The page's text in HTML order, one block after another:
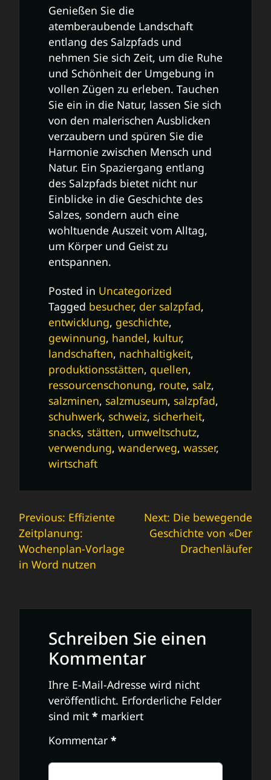
Genießen Sie die
atemberaubende Landschaft
entlang des Salzpfads und
nehmen Sie sich Zeit, um die Ruhe
und Schönheit der Umgebung in
vollen Zügen zu erleben. Tauchen
Sie ein in die Natur, lassen Sie sich
von den malerischen Ausblicken
verzaubern und spüren Sie die
Harmonie zwischen Mensch und
Natur. Ein Spaziergang entlang
des Salzpfads bietet nicht nur
Einblicke in die Geschichte des
Salzes, sondern auch eine
wohltuende Auszeit vom Alltag,
um Körper und Geist zu
entspannen.
Posted in Uncategorized
Tagged besucher, der salzpfad,
entwicklung, geschichte,
gewinnung, handel, kultur,
landschaften, nachhaltigkeit,
produktionsstätten, quellen,
ressourcenschonung, route, salz,
salzminen, salzmuseum, salzpfad,
schuhwerk, schweiz, sicherheit,
snacks, stätten, umweltschutz,
verwendung, wanderweg, wasser,
wirtschaft
Beitrags-
Navigation
Previous: Effiziente
Zeitplanung:
Wochenplan-Vorlage
in Word nutzen
Next: Die bewegende
Geschichte von «Der
Drachenläufer
Schreiben Sie einen
Kommentar
Ihre E-Mail-Adresse wird nicht
veröffentlicht. Erforderliche Felder
sind mit * markiert
Kommentar *